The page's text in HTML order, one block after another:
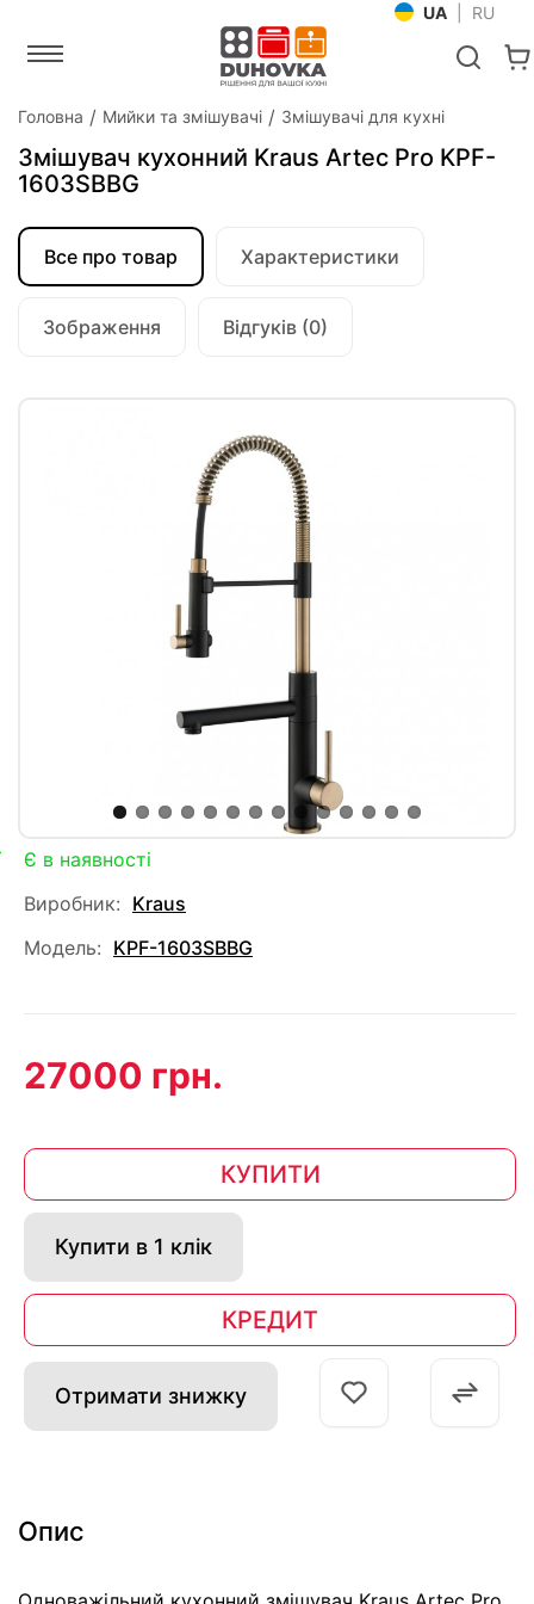
UA RU
Головна Мийки та змішувачі Змішувачі для кухні
Змішувач кухонний Kraus Artec Pro KPF-
1603SBBG
Все про товар Характеристики
Зображення Відгуків (0)
Є в наявності
Виробник: Kraus
Модель: KPF-1603SBBG
27000 грн.
КУПИТИ
Купити в 1 клік
КРЕДИТ
Отримати знижку
Опис